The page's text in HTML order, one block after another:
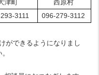
津町
西原村
3111
096-279-3112
るようになりまし